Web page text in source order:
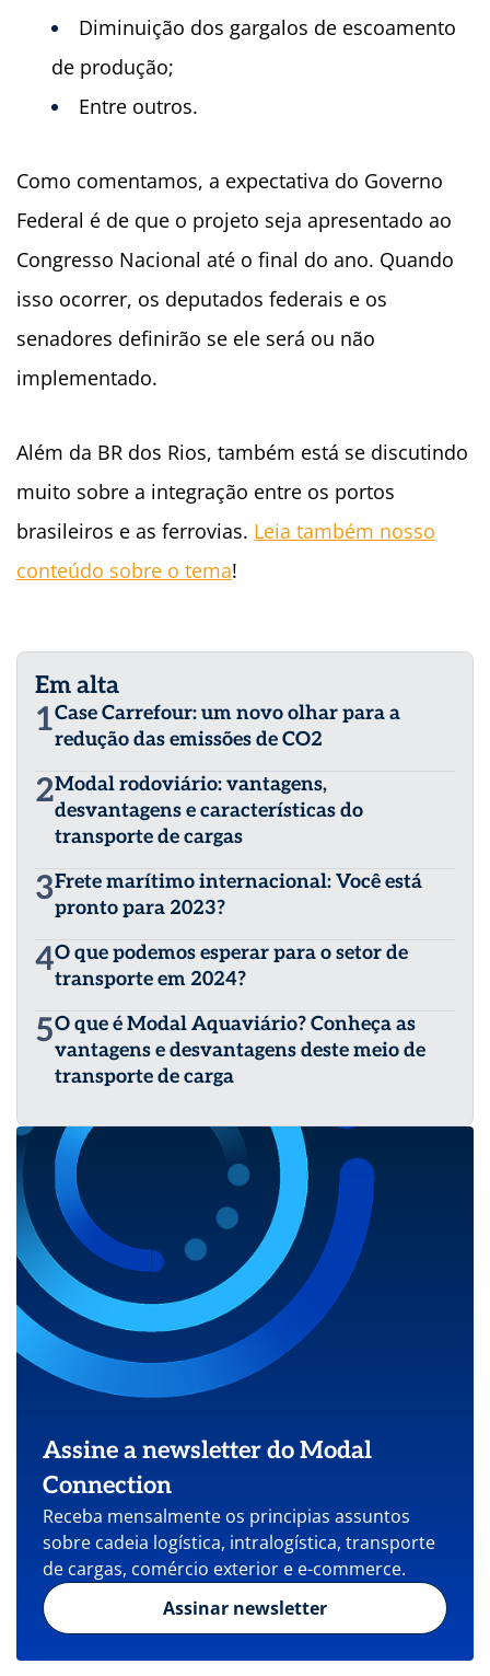
Diminuição dos gargalos de escoamento
de produção;
Entre outros.
Como comentamos, a expectativa do Governo
Federal é de que o projeto seja apresentado ao
Congresso Nacional até o final do ano. Quando
isso ocorrer, os deputados federais e os
senadores definirão se ele será ou não
implementado.
Além da BR dos Rios, também está se discutindo
muito sobre a integração entre os portos
brasileiros e as ferrovias. Leia também nosso
conteúdo sobre o tema!
Em alta
1Case Carrefour: um novo olhar para a
redução das emissões de CO2
2Modal rodoviário: vantagens,
desvantagens e características do
transporte de cargas
3Frete marítimo internacional: Você está
pronto para 2023?
4O que podemos esperar para o setor de
transporte em 2024?
5O que é Modal Aquaviário? Conheça as
vantagens e desvantagens deste meio de
transporte de carga
Assine a newsletter do Modal
Connection
Receba mensalmente os principias assuntos
sobre cadeia logística, intralogística, transporte
de cargas, comércio exterior e e-commerce.
Assinar newsletter